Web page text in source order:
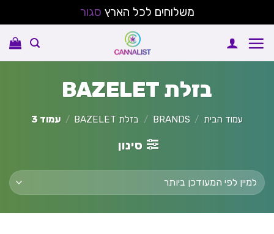
משלוחים לכל הארץ סגור
to
בזלת BAZELET
עמוד הבית /
BRANDS
/ בזלת BAZELET / עמוד 3
סינון